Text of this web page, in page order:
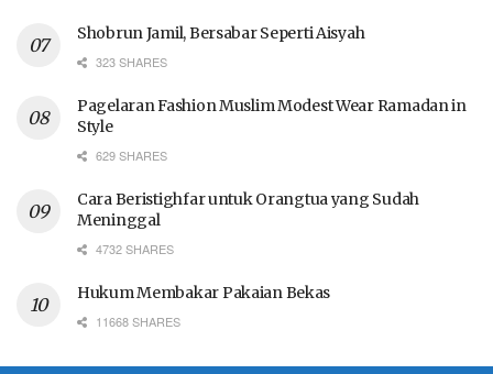
Shobrun Jamil, Bersabar Seperti Aisyah
323 SHARES
Pagelaran Fashion Muslim Modest Wear Ramadan in
Style
629 SHARES
Cara Beristighfar untuk Orangtua yang Sudah
Meninggal
4732 SHARES
Hukum Membakar Pakaian Bekas
11668 SHARES